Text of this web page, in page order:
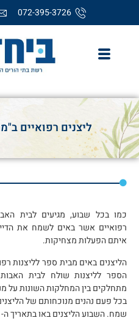
072-395-3726
ליצנים רפואיים
כמו בכל שבוע, מגיעים לבית
רפואיים אשר באים לשמח את
איתם הפעלות מצחיקות.
הליצנים באים מבית ספר לליצנות
הספר לליצנות שולח לבית
מתחלקים בין המחלקות השונות על
בכל פעם נהנים מנוכחותם של
שמח. השבוע הליצנים באו בתאריך ה- 25 במאי.